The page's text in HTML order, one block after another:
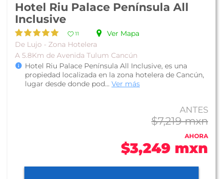
Hotel Riu Palace Península All
Inclusive
11
Ver Mapa
De Lujo - Zona Hotelera
A 5.8Km de Avenida Tulum Cancún
Hotel Riu Palace Península All Inclusive, es una
propiedad localizada en la zona hotelera de Cancún,
lugar desde donde pod... Ver más
ANTES
$7,219 mxn
AHORA
$3,249 mxn